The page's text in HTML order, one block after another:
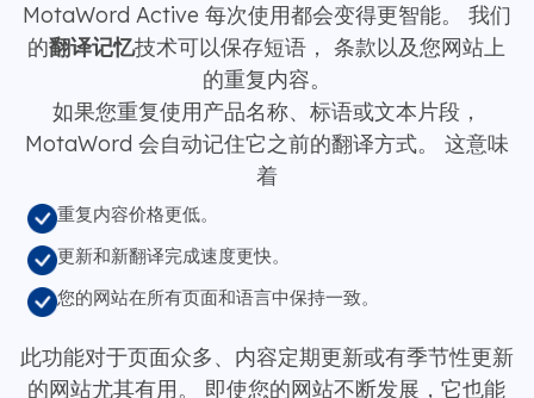
MotaWord Active 每次使用都会变得更智能。 我们
的翻译记忆技术可以保存短语， 条款以及您网站上
的重复内容。
如果您重复使用产品名称、标语或文本片段，
MotaWord 会自动记住它之前的翻译方式。 这意味
着
重复内容价格更低。
更新和新翻译完成速度更快。
您的网站在所有页面和语言中保持一致。
此功能对于页面众多、内容定期更新或有季节性更新
的网站尤其有用。 即使您的网站不断发展，它也能